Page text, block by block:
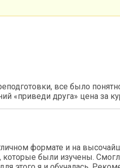
все было
«приведи друга» цена за
формате и на
были изучены.